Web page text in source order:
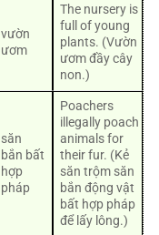
vườn
ươm
The nursery is
full of young
plants. (Vườn
ươm đầy cây
non.)
săn
bắn bất
hợp
pháp
Poachers
illegally poach
animals for
their fur. (Kẻ
săn trộm săn
bắn động vật
bất hợp pháp
để lấy lông.)